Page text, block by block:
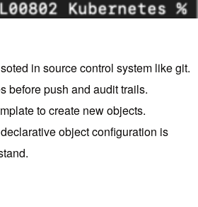
in source control system like git.
before push and audit trails.
to create new objects.
object configuration is